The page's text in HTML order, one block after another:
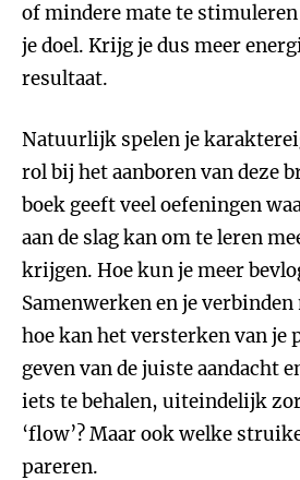
of mindere mate te
je doel. Krijg je dus meer
resultaat.
Natuurlijk spelen je
rol bij het aanboren van deze
boek geeft veel oefeningen
aan de slag kan om te leren
krijgen. Hoe kun je meer
Samenwerken en je verbinden
hoe kan het versterken van
geven van de juiste aandacht
iets te behalen, uiteindelijk
‘flow’? Maar ook welke
pareren.